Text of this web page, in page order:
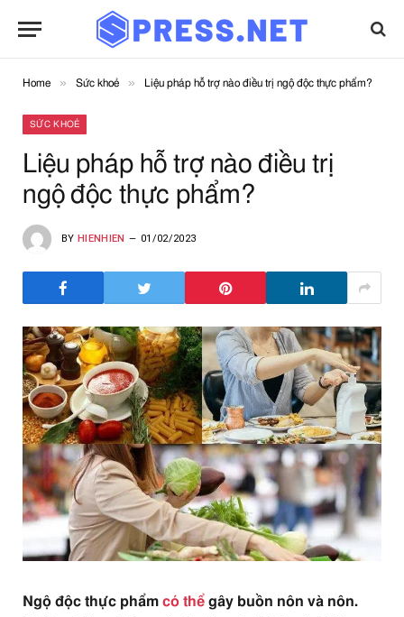
Home » Sức khoẻ » Liệu pháp hỗ trợ nào điều trị ngộ độc thực phẩm?
SỨC KHOẺ
Liệu pháp hỗ trợ nào điều trị
ngộ độc thực phẩm?
BY HIENHIEN 01/02/2023
Ngộ độc thực phẩm có thể gây buồn nôn và nôn.